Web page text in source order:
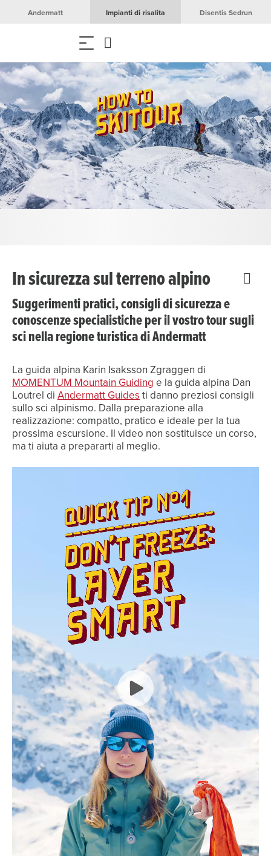
Andermatt Impianti di risalita Disentis Sedrun
In sicurezza sul terreno alpino
Suggerimenti pratici, consigli di sicurezza e
conoscenze specialistiche per il vostro tour sugli
sci nella regione turistica di Andermatt
La guida alpina Karin Isaksson Zgraggen di
MOMENTUM Mountain Guiding e la guida alpina Dan
Loutrel diAndermatt Guides ti danno preziosi consigli
sullo sci alpinismo. Dalla preparazione alla
realizzazione: compatto, pratico e ideale per la tua
prossima escursione. Il video non sostituisce un corso,
ma ti aiuta a prepararti al meglio.